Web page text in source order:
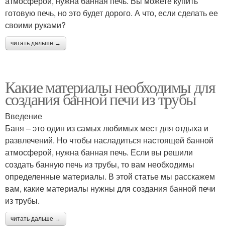
готовую печь, но это будет дорого. А что, если сделать ее
своими руками?
читать дальше →
Какие материалы необходимы для
создания банной печи из трубы
Введение
Баня – это один из самых любимых мест для отдыха и
развлечений. Но чтобы насладиться настоящей банной
атмосферой, нужна банная печь. Если вы решили
создать банную печь из трубы, то вам необходимы
определенные материалы. В этой статье мы расскажем
вам, какие материалы нужны для создания банной печи
из трубы.
читать дальше →